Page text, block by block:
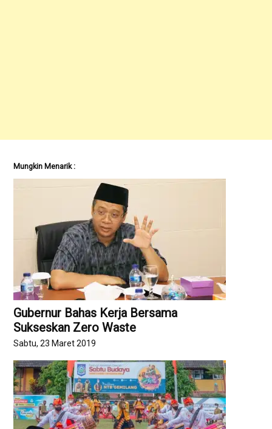
Mungkin Menarik :
Gubernur Bahas Kerja Bersama
Sukseskan Zero Waste
Sabtu, 23 Maret 2019